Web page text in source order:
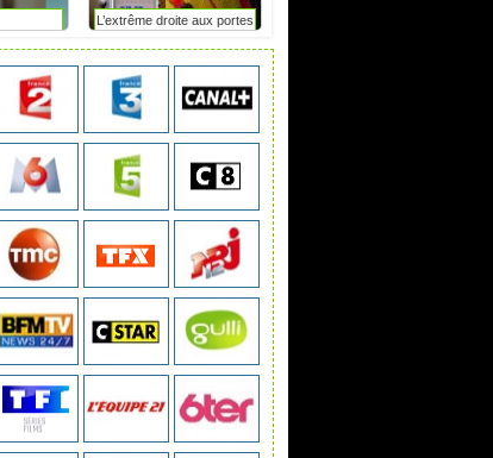
L’extrême droite aux portes
du pouvoir en saxe-anhalt
?